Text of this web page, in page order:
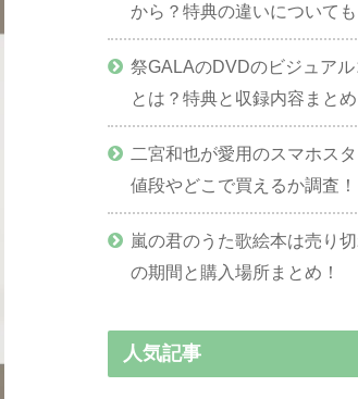
から？特典の違いについても
祭GALAのDVDのビジュア
とは？特典と収録内容まとめ
二宮和也が愛用のスマホス
値段やどこで買えるか調査！
嵐の君のうた歌絵本は売り
の期間と購入場所まとめ！
人気記事